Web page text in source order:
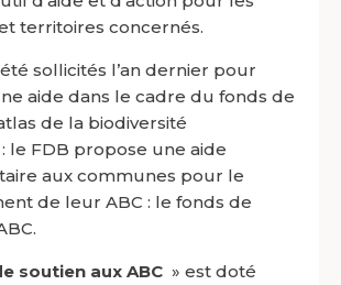
territoires concernés.
sollicités l’an dernier pour
aide dans le cadre du fonds de
de la biodiversité
le FDB propose une aide
aux communes pour le
de leur ABC : le fonds de
soutien aux ABC » est doté